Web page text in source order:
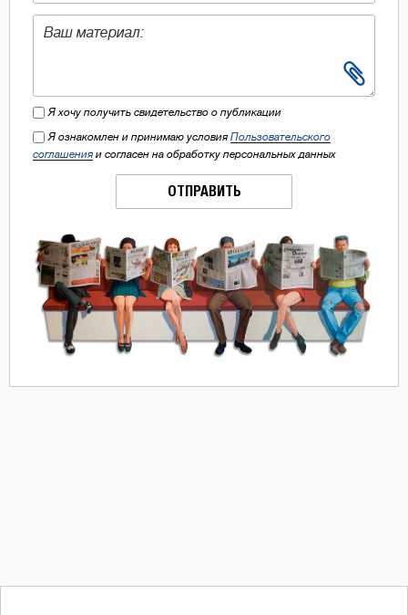
Я хочу получить свидетельство о публикации
Я ознакомлен и принимаю условия Пользовательского
соглашения и согласен на обработку персональных данных
ОТПРАВИТЬ